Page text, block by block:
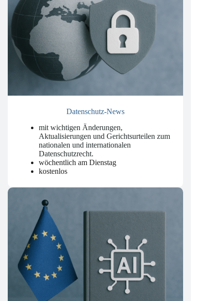
Datenschutz-News
mit wichtigen Änderungen,
Aktualisierungen und Gerichtsurteilen zum
nationalen und internationalen
Datenschutzrecht.
wöchentlich am Dienstag